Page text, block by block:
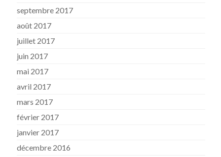
septembre 2017
août 2017
juillet 2017
juin 2017
mai 2017
avril 2017
mars 2017
février 2017
janvier 2017
décembre 2016